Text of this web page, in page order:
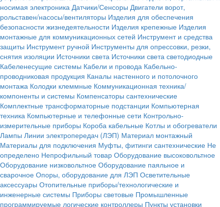
носимая электроника Датчики/Сенсоры Двигатели ворот,
рольставен/насосы/вентиляторы Изделия для обеспечения
безопасности жизнедеятельности Изделия крепежные Изделия
монтажные для коммуникационных сетей Инструмент и средства
защиты Инструмент ручной Инструменты для опрессовки, резки,
снятия изоляции Источники света Источники света светодиодные
Кабеленесущие системы Кабели и провода Кабельно-
проводниковая продукция Каналы настенного и потолочного
монтажа Колодки клеммные Коммуникационная техника/
компоненты и системы Компенсаторы сантехнические
Комплектные трансформаторные подстанции Компьютерная
техника Компьютерные и телефонные сети Контрольно-
измерительные приборы Короба кабельные Котлы и обогреватели
Лампы Линии электропередач (ЛЭП) Материал монтажный
Материалы для подключения Муфты, фитинги сантехнические Не
определено Непрофильный товар Оборудование высоковольтное
Оборудование низковольтное Оборудование паяльное и
сварочное Опоры, оборудование для ЛЭП Осветительные
аксессуары Отопительные приборы/технологические и
инженерные системы Приборы световые Промышленные
программируемые логические контроллеры Пункты установки